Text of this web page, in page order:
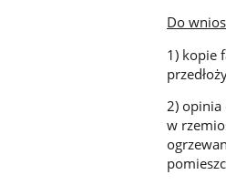
Do
1) kopie
2) opinia
w